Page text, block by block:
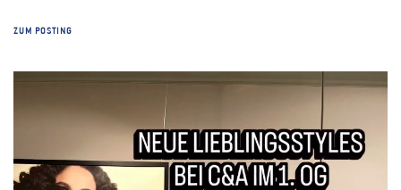
ZUM POSTING